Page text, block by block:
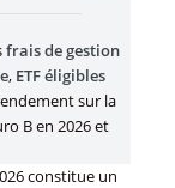
frais de gestion
, ETF éligibles
sur la
B en 2026 et
constitue un